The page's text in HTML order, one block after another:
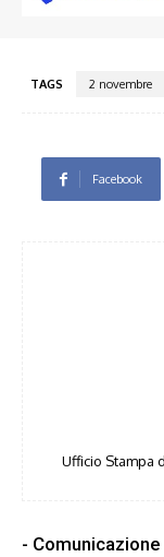
TAGS 2 novembre
Facebook
Ufficio Stampa
-